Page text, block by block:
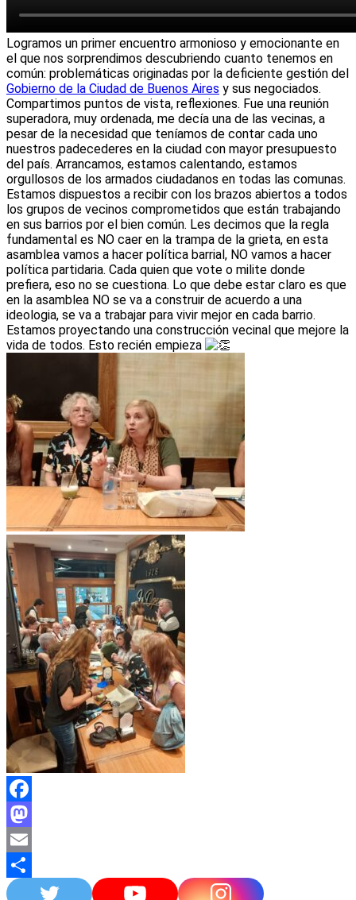
Logramos un primer encuentro armonioso y emocionante en
el que nos sorprendimos descubriendo cuanto tenemos en
común: problemáticas originadas por la deficiente gestión del
Gobierno de la Ciudad de Buenos Aires y sus negociados.
Compartimos puntos de vista, reflexiones. Fue una reunión
superadora, muy ordenada, me decía una de las vecinas, a
pesar de la necesidad que teníamos de contar cada uno
nuestros padecederes en la ciudad con mayor presupuesto
del país. Arrancamos, estamos calentando, estamos
orgullosos de los armados ciudadanos en todas las comunas.
Estamos dispuestos a recibir con los brazos abiertos a todos
los grupos de vecinos comprometidos que están trabajando
en sus barrios por el bien común. Les decimos que la regla
fundamental es NO caer en la trampa de la grieta, en esta
asamblea vamos a hacer política barrial, NO vamos a hacer
política partidaria. Cada quien que vote o milite donde
prefiera, eso no se cuestiona. Lo que debe estar claro es que
en la asamblea NO se va a construir de acuerdo a una
ideologia, se va a trabajar para vivir mejor en cada barrio.
Estamos proyectando una construcción vecinal que mejore la
vida de todos. Esto recién empieza
Facebook
Mastodon
Email
Compartir